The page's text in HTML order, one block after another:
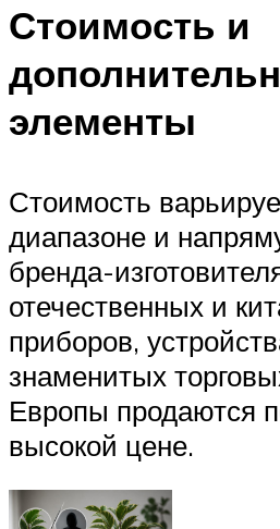
Стоимость и
элементы
Стоимость
диапазоне и
бренда-
отечественных и
приборов,
знаменитых
Европы продаются
высокой цене.